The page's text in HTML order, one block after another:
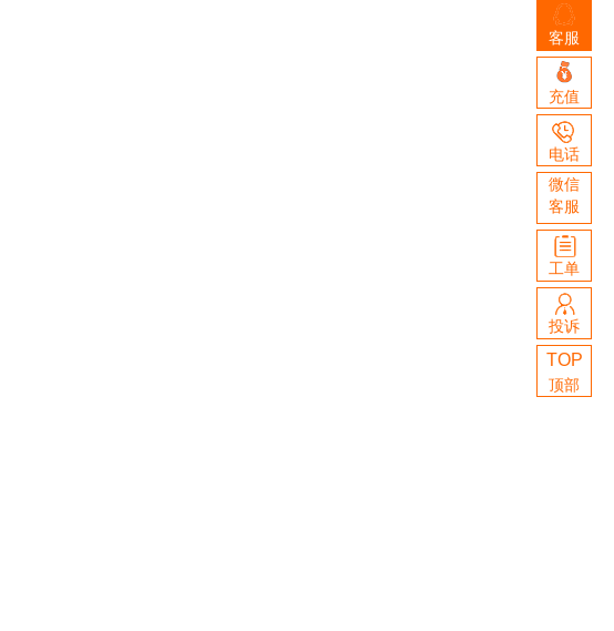
客
服
QQ
群
客服
微
信
支
付
扫
码
支
付
宝
充值
客
服：
0516-
全
天
售
后：
电话
扫
码
关
时
时
微信
客服
工单
投诉
TOP
顶部